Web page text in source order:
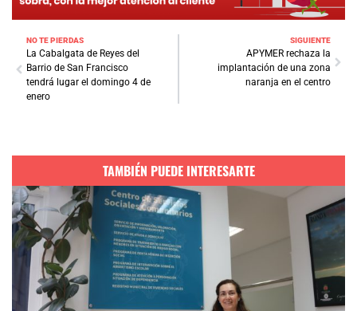
NO TE PIERDAS
La Cabalgata de Reyes del
Barrio de San Francisco
tendrá lugar el domingo 4 de
enero
SIGUIENTE
APYMER rechaza la
implantación de una zona
naranja en el centro
TAMBIÉN PUEDE INTERESARTE